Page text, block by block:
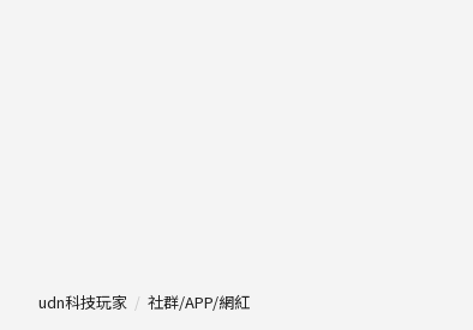
udn科技玩家 社群/APP/網紅